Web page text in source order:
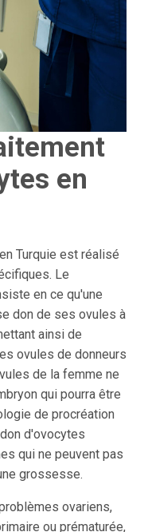
en
Turquie est réalisé
Le
en ce qu'une
don de ses ovules à
ainsi de
ovules de donneurs
de la femme ne
qui pourra être
de procréation
d'ovocytes
qui ne peuvent pas
grossesse.
ovariens,
ou prématurée,